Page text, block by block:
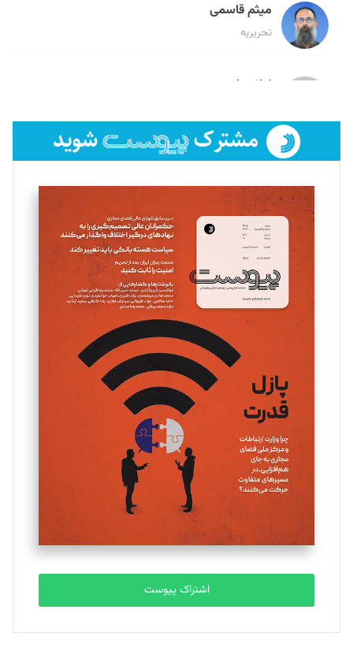
میثم قاسمی
تحریریه
لیلا حنارود
فائزه فتحی رستمی
تحریریه
سروش کرمیان
تحریریه
مینا پاکدل
یسنا امان‌پور
تحریریه
ملینا جعفری
تحریریه
مصطفی مسجدی آرانی
تحریریه
بابک نقاش
تحریریه
اشتراک پیوست